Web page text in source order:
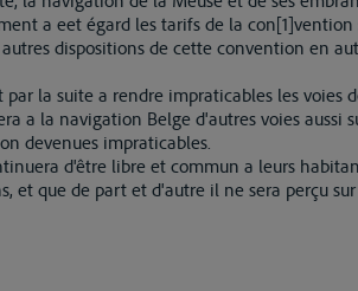
a eet égard les tarifs de la con[1]vention
dispositions de cette convention en
la suite a rendre impraticables les voies
a la navigation Belge d'autres voies aussi
devenues impraticables.
d'être libre et commun a leurs
et que de part et d'autre il ne sera perçu